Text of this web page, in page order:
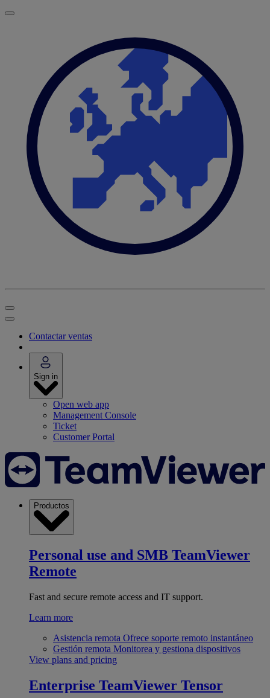
Contactar ventas
Sign in
Open web app
Management Console
Ticket
Customer Portal
Productos
Personal use and SMB TeamViewer
Remote
Fast and secure remote access and IT support.
Learn more
Asistencia remota Ofrece soporte remoto instantáneo
Gestión remota Monitorea y gestiona dispositivos
View plans and pricing
Enterprise TeamViewer Tensor